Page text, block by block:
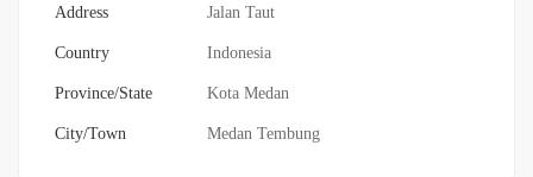
Address Jalan Taut
Country Indonesia
Province/State Kota Medan
City/Town Medan Tembung